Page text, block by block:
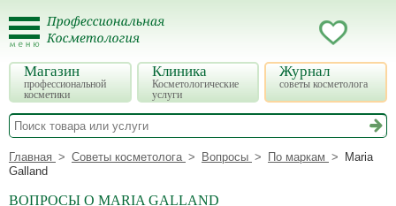
Магазин
профессиональной
косметики
Клиника
Косметологические
услуги
Журнал
советы косметолога
Главная Советы косметолога Вопросы По маркам
Maria
Galland
ВОПРОСЫ О MARIA GALLAND